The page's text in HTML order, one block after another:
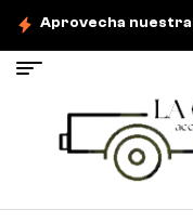
Aprovecha